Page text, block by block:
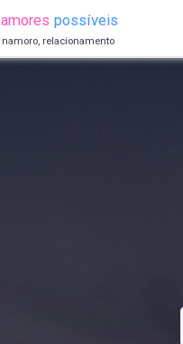
amores possíveis
namoro, relacionamento